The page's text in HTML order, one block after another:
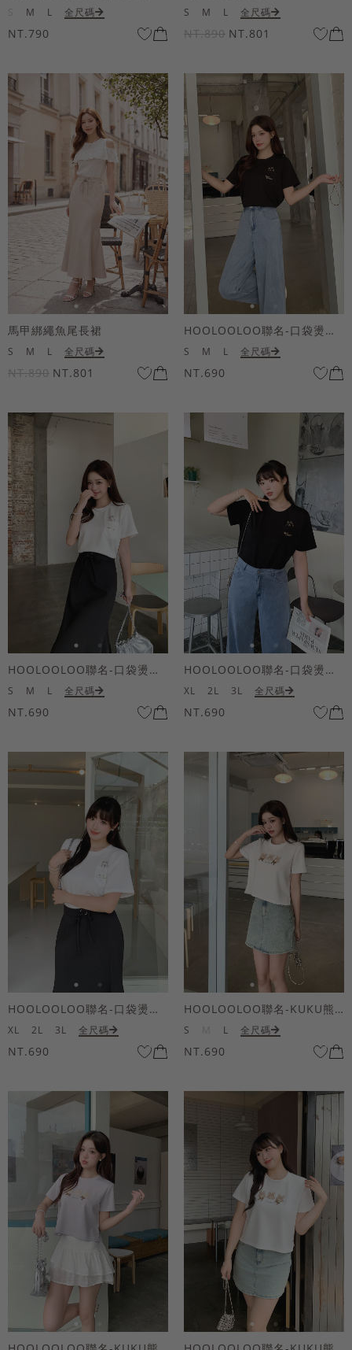
M L 全尺碼
NT.790
S M L 全尺碼
NT.890 NT.801
馬甲綁繩魚尾長裙
S M L 全尺碼
NT.890 NT.801
HOOLOOLOO聯名-口袋燙金KUKU熊短袖上衣
S M L 全尺碼
NT.690
HOOLOOLOO聯名-口袋燙金KUKU熊短袖上衣
S M L 全尺碼
NT.690
HOOLOOLOO聯名-口袋燙金KUKU熊短袖上衣
XL 2L 3L 全尺碼
NT.690
HOOLOOLOO聯名-口袋燙金KUKU熊短袖上衣
XL 2L 3L 全尺碼
NT.690
HOOLOOLOO聯名-KUKU熊蝴蝶結短袖上衣
S L 全尺碼
NT.690